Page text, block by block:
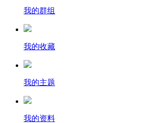
我的群组
我的收藏
我的主题
我的资料